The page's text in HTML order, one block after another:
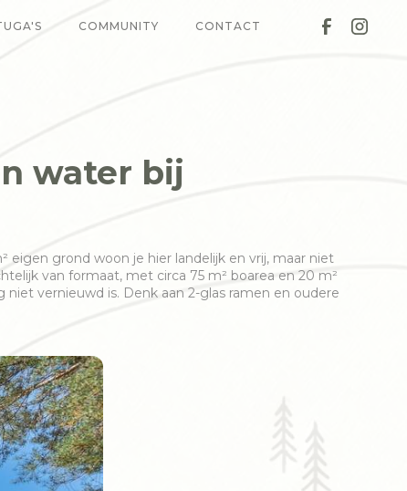
COMMUNITY CONTACT
water bij
grond woon je hier landelijk en vrij, maar niet
van formaat, met circa 75 m² boarea en 20 m²
vernieuwd is. Denk aan 2-glas ramen en oudere